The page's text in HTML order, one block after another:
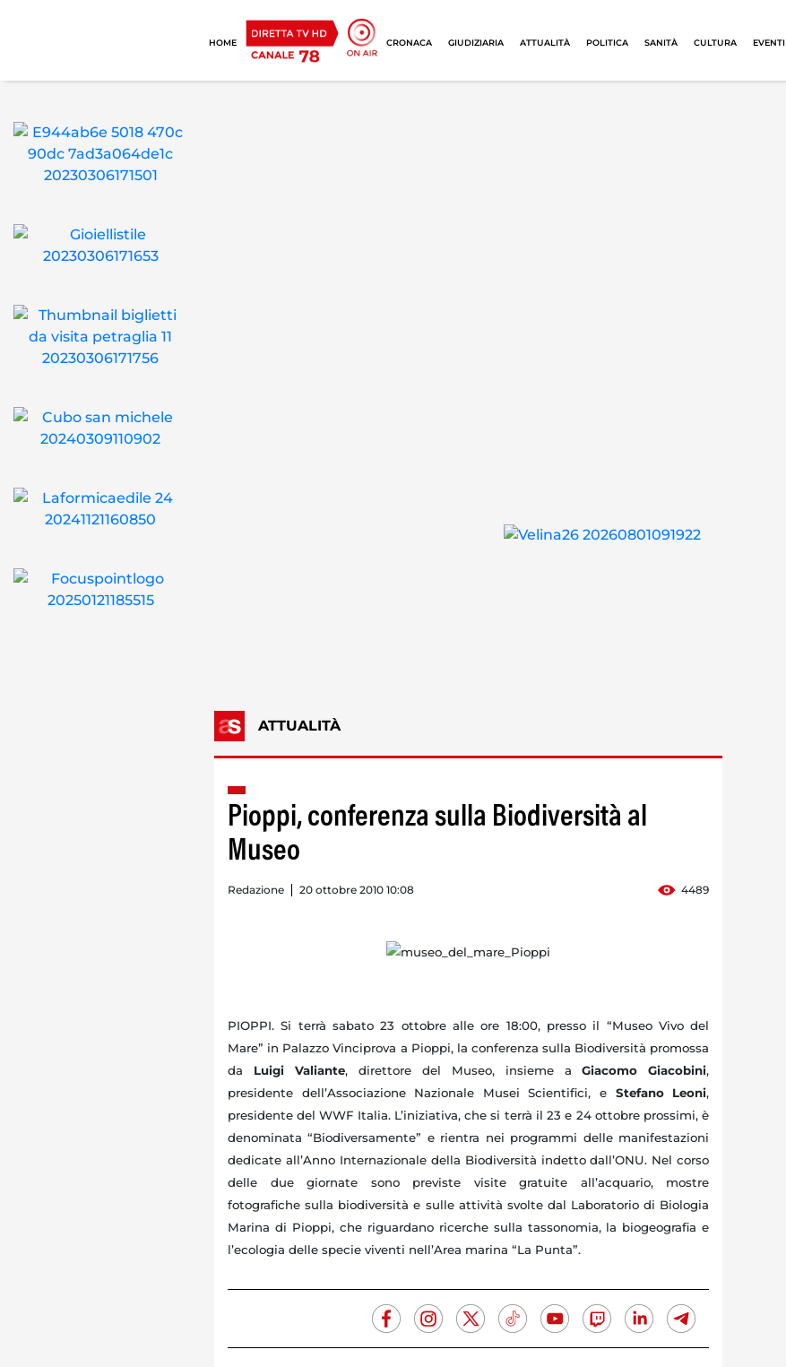
HOME CRONACA GIUDIZIARIA ATTUALITÀ POLITICA SANITÀ CULTURA EVENTI
ATTUALITÀ
Pioppi, conferenza sulla Biodiversità al
Museo
Redazione 20 ottobre 2010 10:08 4489
PIOPPI. Si terrà sabato 23 ottobre alle ore 18:00, presso il “Museo Vivo del
Mare” in Palazzo Vinciprova a Pioppi, la conferenza sulla Biodiversità promossa
da Luigi Valiante, direttore del Museo, insieme aGiacomo Giacobini,
presidente dell’Associazione Nazionale Musei Scientifici, e Stefano Leoni,
presidente del WWF Italia. L’iniziativa, che si terrà il 23 e 24 ottobre prossimi, è
denominata “Biodiversamente” e rientra nei programmi delle manifestazioni
dedicate all’Anno Internazionale della Biodiversità indetto dall’ONU. Nel corso
delle due giornate sono previste visite gratuite all’acquario, mostre
fotografiche sulla biodiversità e sulle attività svolte dal Laboratorio di Biologia
Marina di Pioppi, che riguardano ricerche sulla tassonomia, la biogeografia e
l’ecologia delle specie viventi nell’Area marina “La Punta”.